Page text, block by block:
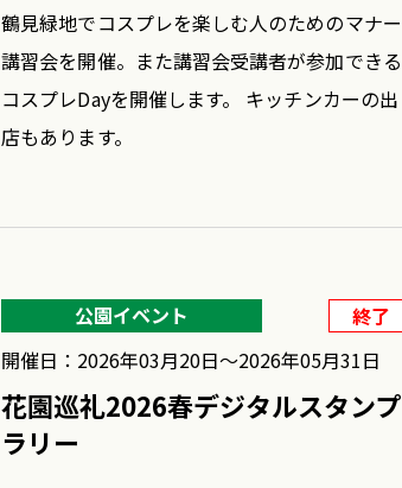
鶴見緑地でコスプレを楽しむ人のためのマナー
講習会を開催。また講習会受講者が参加できる
コスプレDayを開催します。 キッチンカーの出
店もあります。
公園イベント
終了
開催日：2026年03月20日〜2026年05月31日
花園巡礼2026春デジタルスタンプ
ラリー